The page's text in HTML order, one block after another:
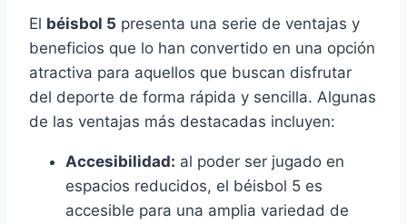
El béisbol 5 presenta una serie de ventajas y
beneficios que lo han convertido en una opción
atractiva para aquellos que buscan disfrutar
del deporte de forma rápida y sencilla. Algunas
de las ventajas más destacadas incluyen:
Accesibilidad: al poder ser jugado en
espacios reducidos, el béisbol 5 es
accesible para una amplia variedad de